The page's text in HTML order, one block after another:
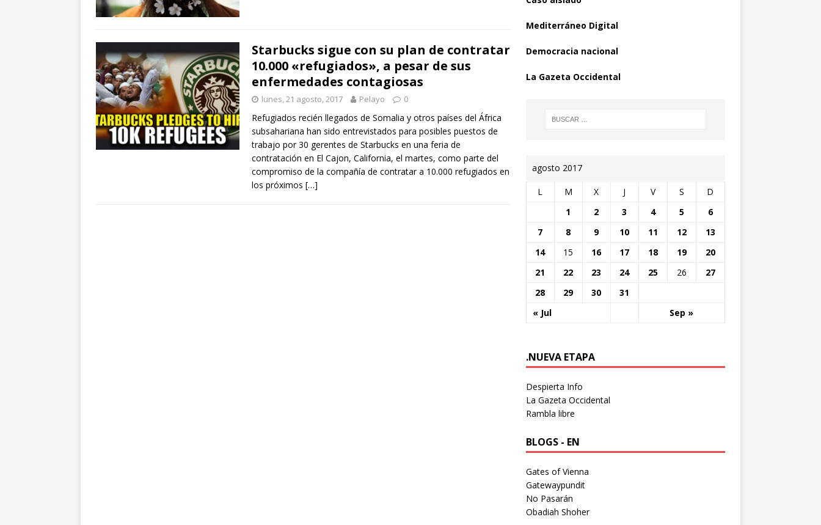
Starbucks sigue con su plan de contratar
10.000 «refugiados», a pesar de sus
enfermedades contagiosas
lunes, 21 agosto, 2017 Pelayo 0
Refugiados recién llegados de Somalia y otros países del África
subsahariana han sido entrevistados para posibles puestos de
trabajo por 30 gerentes de Starbucks en una feria de
contratación en El Cajon, California, el martes, como parte del
compromiso de la compañía de contratar a 10.000 refugiados en
los próximos […]
Mediterráneo Digital
Democracia nacional
La Gazeta Occidental
agosto 2017
L M X J V S D
« Jul Sep »
1 2 3 4 5
6
7
8 9 10 11 12
13
14
15 16 17 18 19
20
21
22 23 24 25 26
27
28
29 30 31
.NUEVA ETAPA
Despierta Info
La Gazeta Occidental
Rambla libre
BLOGS - EN
Gates of Vienna
Gatewaypundit
No Pasarán
Obadiah Shoher